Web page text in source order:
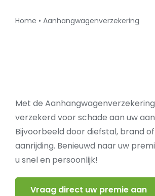
Home • Aanhangwagenverzekering
Met de
verzekerd voor schade aan uw
Bijvoorbeeld door diefstal, brand
aanrijding. Benieuwd naar uw
u snel en persoonlijk!
Vraag direct uw premie aan